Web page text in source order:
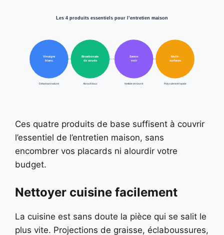
Les 4 produits essentiels pour l’entretien maison
Vinaigre
blanc
Détartrant naturel
Bicarbonate
de soude
Abrasif doux
Savon
noir
Nettoie et nourrit
Multi-
surfaces
Polyvalent et rapide
Ces quatre produits de base suffisent à couvrir
l’essentiel de l’entretien maison, sans
encombrer vos placards ni alourdir votre
budget.
Nettoyer cuisine facilement
La cuisine est sans doute la pièce qui se salit le
plus vite. Projections de graisse, éclaboussures,